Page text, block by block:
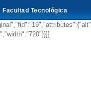
Facultad Tecnológica